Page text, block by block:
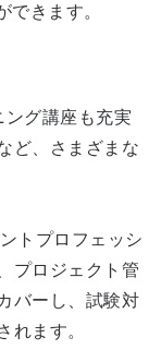
できます。
ング講座も充実
ど、さまざまな
トプロフェッシ
プロジェクト管
バーし、試験対
れます。